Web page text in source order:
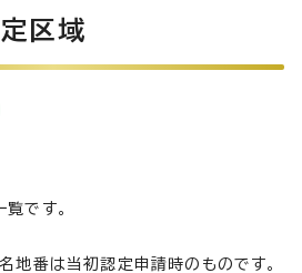
区域
です。
地番は当初認定申請時のものです。